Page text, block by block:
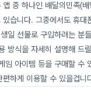
중 하나인 배달의민족(
습니다. 그중에서도 휴
일 선물로 구입하려는 분
방식을 자세히 설명해 드
아이템 등을 구매할 수
하게 이용할 수 있을겁니